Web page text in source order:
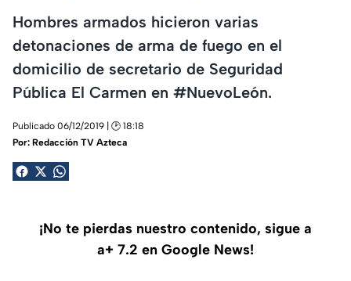
Hombres armados hicieron varias
detonaciones de arma de fuego en el
domicilio de secretario de Seguridad
Pública El Carmen en #NuevoLeón.
Publicado 06/12/2019 | 🕑 18:18
Por: Redacción TV Azteca
¡No te pierdas nuestro contenido, sigue a
a+ 7.2 en Google News!